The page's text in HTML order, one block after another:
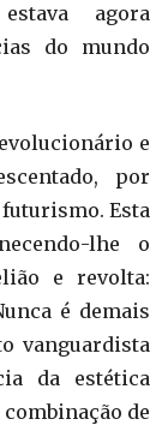
agora
do mundo
e
por
futurismo. Esta
lhe o
e revolta:
é demais
vanguardista
da estética
de